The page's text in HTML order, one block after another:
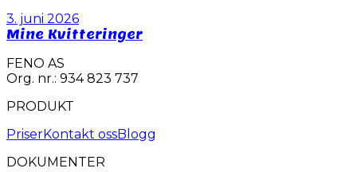
3. juni 2026
Mine Kvitteringer
FENO AS
Org. nr.: 934 823 737
PRODUKT
PriserKontakt ossBlogg
DOKUMENTER